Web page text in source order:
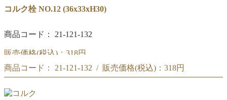
コルク栓 NO.12 (36x33xH30)
商品コード： 21-121-132
販売価格(税込)： 318円
コルク栓 NO.12
商品コード： 21-121-132 / 販売価格(税込)： 318円
コルク栓 NO.12
(36x33xH30)